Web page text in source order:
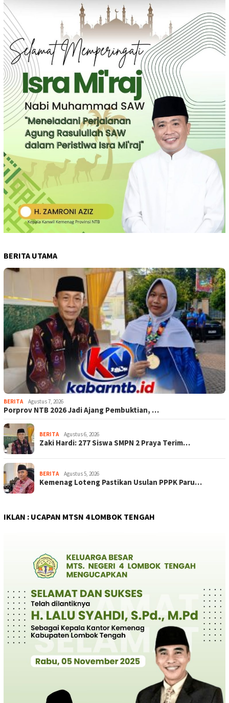
BERITA UTAMA
BERITA Agustus 7, 2026
Porprov NTB 2026 Jadi Ajang Pembuktian, …
BERITA Agustus 6, 2026
Zaki Hardi: 277 Siswa SMPN 2 Praya Terim…
BERITA Agustus 5, 2026
Kemenag Loteng Pastikan Usulan PPPK Paru…
IKLAN : UCAPAN MTSN 4 LOMBOK TENGAH